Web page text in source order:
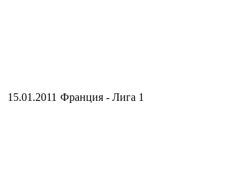
15.01.2011 Франция - Лига 1